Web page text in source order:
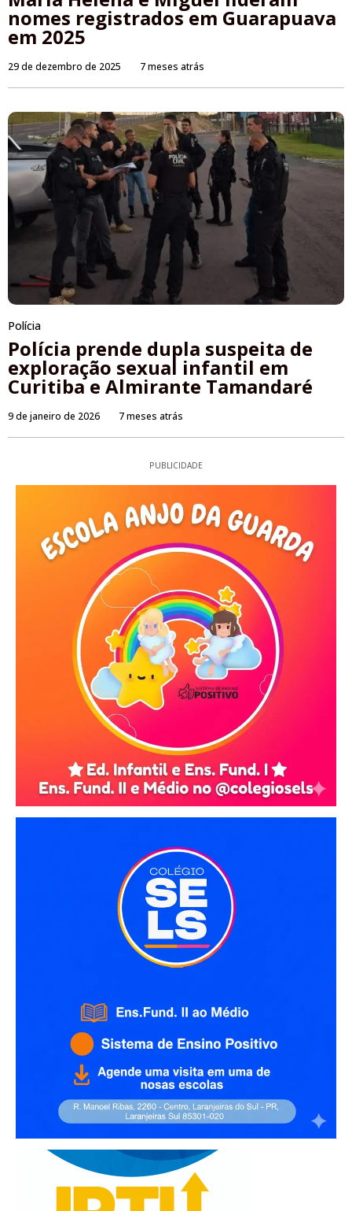
nomes registrados em Guarapuava
em 2025
29 de dezembro de 2025 7 meses atrás
Polícia
Polícia prende dupla suspeita de
exploração sexual infantil em
Curitiba e Almirante Tamandaré
9 de janeiro de 2026 7 meses atrás
PUBLICIDADE